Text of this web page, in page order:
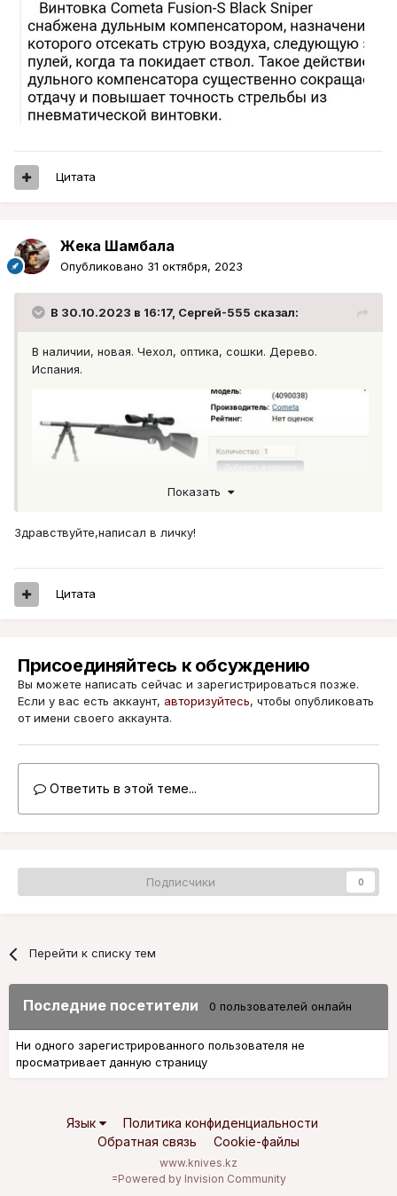
Цитата
Жека Шамбала
Опубликовано 31 октября, 2023
В 30.10.2023 в 16:17, Сергей-555 сказал:
В наличии, новая. Чехол, оптика, сошки. Дерево.
Испания.
Показать
Здравствуйте,написал в личку!
Цитата
Присоединяйтесь к обсуждению
Вы можете написать сейчас и зарегистрироваться позже.
Если у вас есть аккаунт, авторизуйтесь, чтобы опубликовать
от имени своего аккаунта.
Ответить в этой теме...
Подписчики 0
Перейти к списку тем
Последние посетители 0 пользователей онлайн
Ни одного зарегистрированного пользователя не
просматривает данную страницу
Язык
Политика конфиденциальности
Обратная связь
Cookie-файлы
www.knives.kz
=Powered by Invision Community